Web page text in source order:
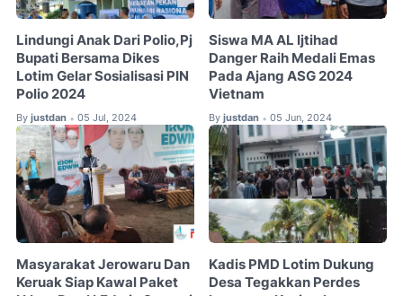
Lindungi Anak Dari Polio,Pj
Bupati Bersama Dikes
Lotim Gelar Sosialisasi PIN
Polio 2024
By justdan • 05 Jul, 2024
Siswa MA AL Ijtihad
Danger Raih Medali Emas
Pada Ajang ASG 2024
Vietnam
By justdan • 05 Jun, 2024
Masyarakat Jerowaru Dan
Keruak Siap Kawal Paket
Kadis PMD Lotim Dukung
Desa Tegakkan Perdes